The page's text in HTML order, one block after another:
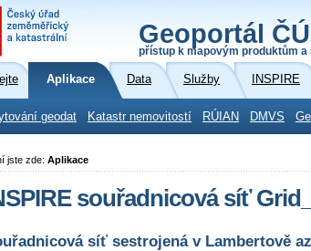
Geoportál
přístup k mapovým produktům a
Aplikace Data Služby INSPIRE
geodat Katastr nemovitostí RÚIAN DMVS
jste zde: Aplikace
souřadnicová síť
síť sestrojená v Lambertově